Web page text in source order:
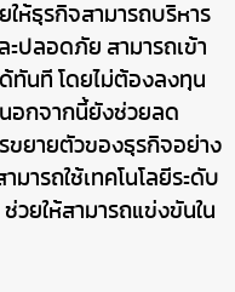
ห้ธุรกิจสามารถบริหาร
ปลอดภัย สามารถเข้า
ด้ทันที โดยไม่ต้องลงทุน
อกจากนี้ยังช่วยลด
ขยายตัวของธุรกิจอย่าง
ารถใช้เทคโนโลยีระดับ
ยให้สามารถแข่งขันใน